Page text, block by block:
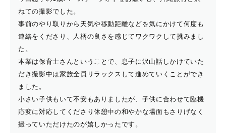
ねての撮影でした。
事前のやり取りから天気や移動距離などを気にかけて何度も
連絡をくださり、人柄の良さを感じてワクワクして挑みまし
た。
本業は保育士さんということで、息子に沢山話しかけていた
だき撮影中は家族全員リラックスして進めていくことができ
ました。
小さい子供もいて不安もありましたが、子供に合わせて臨機
応変に対応してくださり休憩中の和やかな場面もさりげなく
撮っていただけたのが嬉しかったです。